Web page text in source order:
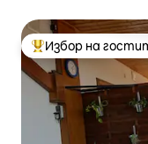
Най-популярен
Избор на